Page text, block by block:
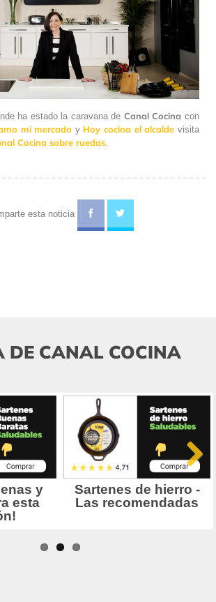
ha estado la caravana de Canal Cocina con
mi mercado y Hoy cocina el alcalde visita
Cocina sobre ruedas
esta noticia
DE CANAL COCINA